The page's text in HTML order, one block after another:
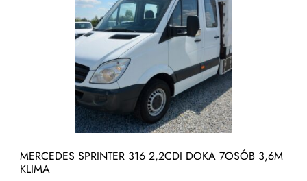
MERCEDES SPRINTER 316 2,2CDI DOKA 7OSÓB 3,6M
KLIMA